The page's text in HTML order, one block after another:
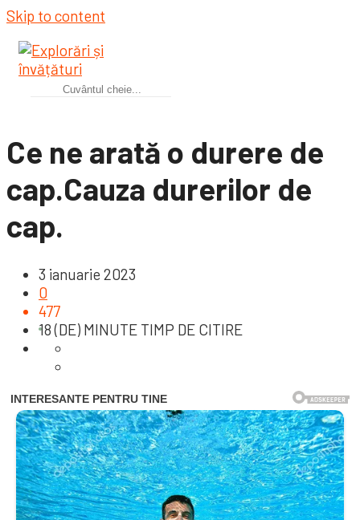
Skip to content
Ce ne arată o durere de
cap.Cauza durerilor de
cap.
3 ianuarie 2023
0
477
18 (DE) MINUTE TIMP DE CITIRE